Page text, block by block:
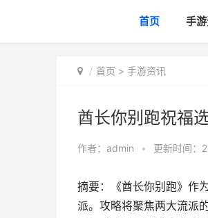
首页 手
首页 > 手游资讯
酋长你别跑祝福
作者： admin • 更新时间：
摘要：《酋长你别跑》作
派。攻略将聚焦两大流派